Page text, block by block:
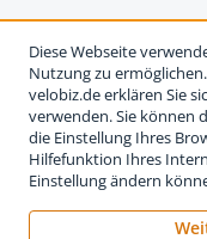
Diese Webseite
Nutzung zu
velobiz.de erklären Sie
verwenden. Sie können
die Einstellung Ihres
Hilfefunktion Ihres
Einstellung ändern